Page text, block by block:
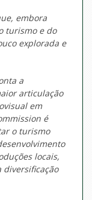
embora
turismo e do
explorada e
a
articulação
em
é
o turismo
locais,
diversificação